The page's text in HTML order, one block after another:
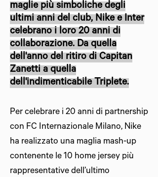
maglie più simboliche degli
ultimi anni del club, Nike e Inter
celebrano i loro 20 anni di
collaborazione. Da quella
dell'anno del ritiro di Capitan
Zanetti a quella
dell'indimenticabile Triplete.
Per celebrare i 20 anni di partnership
con FC Internazionale Milano, Nike
ha realizzato una maglia mash-up
contenente le 10 home jersey più
rappresentative dell’ultimo